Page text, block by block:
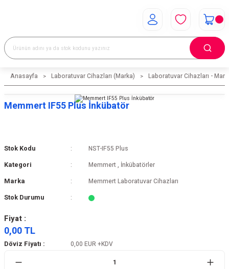
Anasayfa Laboratuvar Cihazları (Marka) Laboratuvar Cihazları -
Memmert IF55 Plus İnkübatör
Stok Kodu NST-IF55 Plus
Kategori Memmert , İnkübatörler
Marka Memmert Laboratuvar Cihazları
Stok Durumu
Fiyat :
0,00 TL
Döviz Fiyatı : 0,00 EUR +KDV